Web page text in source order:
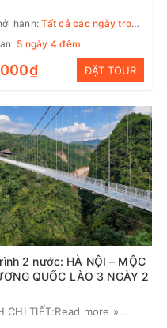
hành:Tất cả các ngày trong tuần
5 ngày 4 đêm
ĐẶT TOUR
2 nước: HÀ NỘI – MỘC
QUỐC LÀO 3 NGÀY 2
CHI TIẾT:Read more »...